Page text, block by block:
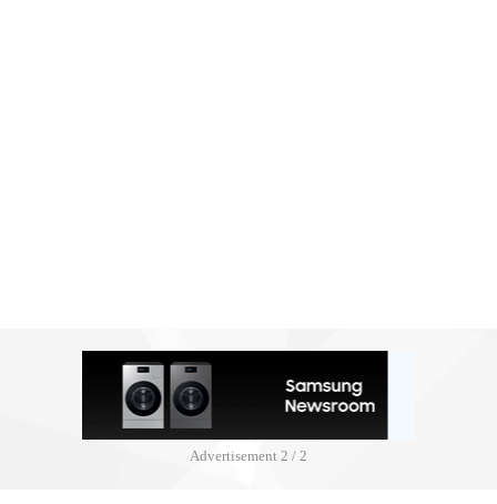
Advertisement 2 / 2